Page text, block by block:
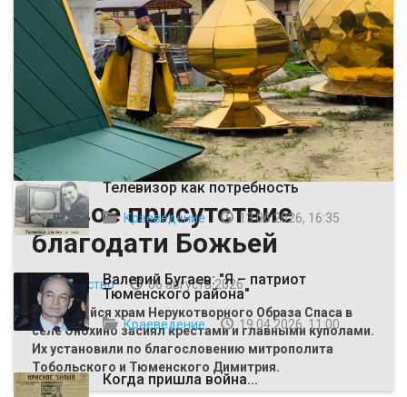
Живое присутствие
благодати Божьей
Общество
06 августа 2026
Строящийся храм Нерукотворного Образа Спаса в
селе Онохино засиял крестами и главными куполами.
Их установили по благословению митрополита
Тобольского и Тюменского Димитрия.
ВЫБОР РЕДАКЦИИ
Телевизор как потребность
Краеведение 13 06 2026, 16:35
Валерий Бугаев: "Я – патриот
Тюменского района"
Краеведение 19 04 2026, 11:00
Когда пришла война...